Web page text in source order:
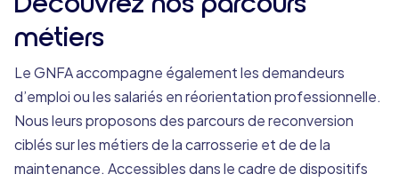
métiers
Le GNFA accompagne également les demandeurs
d’emploi ou les salariés en réorientation professionnelle.
Nous leurs proposons des parcours de reconversion
ciblés sur les métiers de la carrosserie et de de la
maintenance. Accessibles dans le cadre de dispositifs